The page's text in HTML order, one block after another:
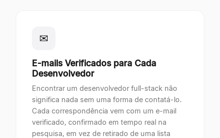
✉
E-mails Verificados para Cada
Desenvolvedor
Encontrar um desenvolvedor full-stack não
significa nada sem uma forma de contatá-lo.
Cada correspondência vem com um e-mail
verificado, confirmado em tempo real na
pesquisa, em vez de retirado de uma lista